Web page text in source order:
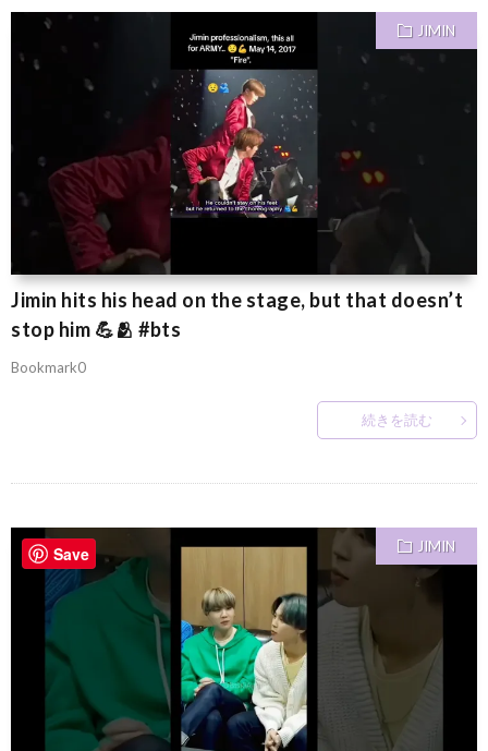
JIMIN
Jimin hits his head on the stage, but that doesn’t
stop him 💪🫂 #bts
Bookmark0
続きを読む
JIMIN
Save